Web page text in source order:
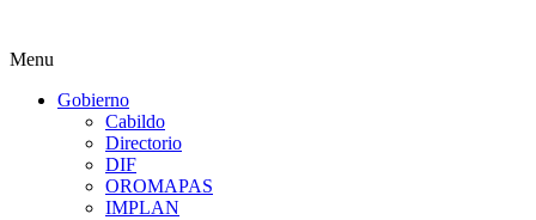
Menu
Gobierno
Cabildo
Directorio
DIF
OROMAPAS
IMPLAN